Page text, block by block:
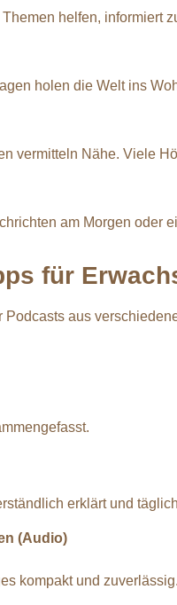
helfen, informiert
holen die Welt ins
vermitteln Nähe. Viele
am Morgen oder
für
aus
erklärt und
(Audio)
kompakt und zuverlässig.